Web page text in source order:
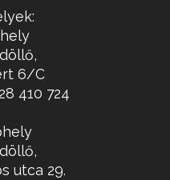
6/C
410 724
utca 29.